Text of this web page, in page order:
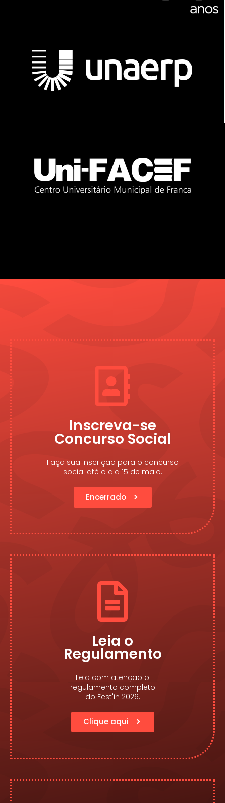
Inscreva-se
Concurso Social
Faça sua inscrição para o concurso
social até o dia 15 de maio.
Encerrado
Leia o
Regulamento
Leia com atenção o
regulamento completo
do Fest'in 2026.
Clique aqui